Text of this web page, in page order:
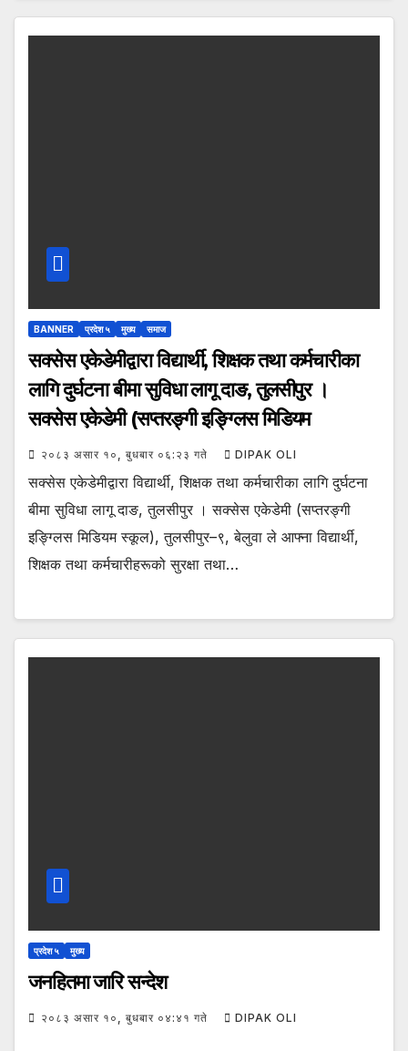
BANNER प्रदेश ५ मुख्य समाज
सक्सेस एकेडेमीद्वारा विद्यार्थी, शिक्षक तथा कर्मचारीका
लागि दुर्घटना बीमा सुविधा लागू दाङ, तुलसीपुर ।
सक्सेस एकेडेमी (सप्तरङ्गी इङ्ग्लिस मिडियम
२०८३ असार १०, बुधबार ०६:२३ गते DIPAK OLI
सक्सेस एकेडेमीद्वारा विद्यार्थी, शिक्षक तथा कर्मचारीका लागि दुर्घटना
बीमा सुविधा लागू दाङ, तुलसीपुर । सक्सेस एकेडेमी (सप्तरङ्गी
इङ्ग्लिस मिडियम स्कूल), तुलसीपुर–९, बेलुवा ले आफ्ना विद्यार्थी,
शिक्षक तथा कर्मचारीहरूको सुरक्षा तथा…
प्रदेश ५ मुख्य
जनहितमा जारि सन्देश
२०८३ असार १०, बुधबार ०४:४१ गते DIPAK OLI